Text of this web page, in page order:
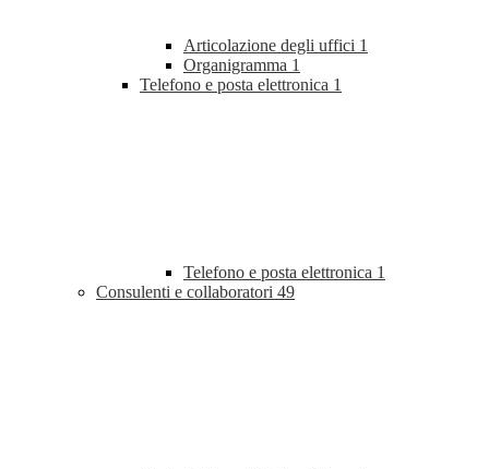
Articolazione degli uffici 1
Organigramma 1
Telefono e posta elettronica 1
Telefono e posta elettronica 1
Consulenti e collaboratori 49